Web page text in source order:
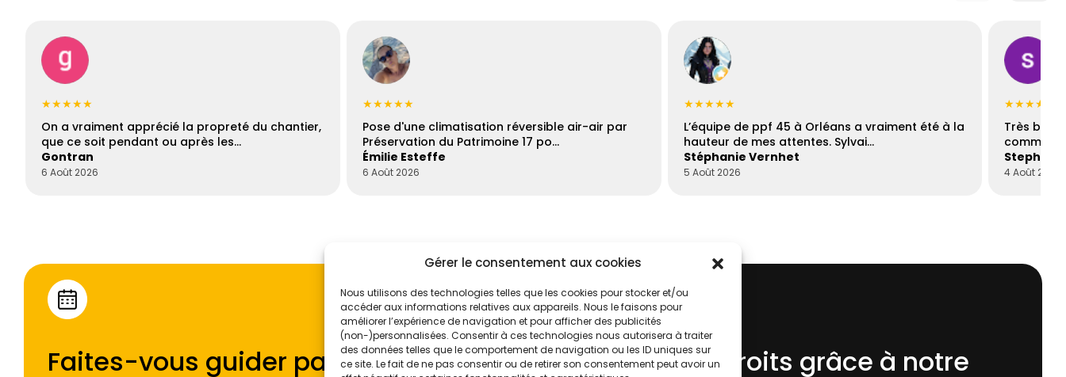
Gérer le consentement aux cookies
Nous utilisons des technologies telles que les cookies pour stocker et/ou
accéder aux informations relatives aux appareils. Nous le faisons pour
améliorer l’expérience de navigation et pour afficher des publicités
(non-)personnalisées. Consentir à ces technologies nous autorisera à traiter
des données telles que le comportement de navigation ou les ID uniques sur
ce site. Le fait de ne pas consentir ou de retirer son consentement peut avoir un
★★★★★
On a vraiment apprécié la propreté du chantier,
que ce soit pendant ou après les…
Gontran
6 Août 2026
★★★★★
Pose d'une climatisation réversible air-air par
Préservation du Patrimoine 17 po…
Émilie Esteffe
6 Août 2026
★★★★★
L’équipe de ppf 45 à Orléans a vraiment été à la
hauteur de mes attentes. Sylvai…
Stéphanie Vernhet
5 Août 2026
★★★★☆
Très
4 Août 2026
Faites-vous guider par l'un de nos
Évaluez vos droits grâce à notre